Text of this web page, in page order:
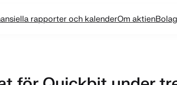
rapporter och kalenderOm aktien